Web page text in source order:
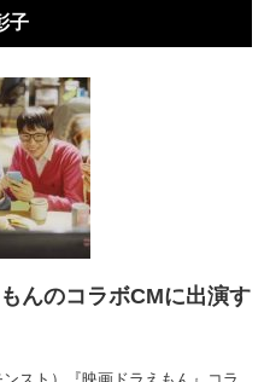
子
んのコラボCMに出演す